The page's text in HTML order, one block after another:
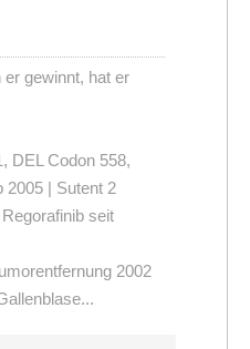
er gewinnt, hat er
DEL Codon 558,
2005 | Sutent 2
seit
2002